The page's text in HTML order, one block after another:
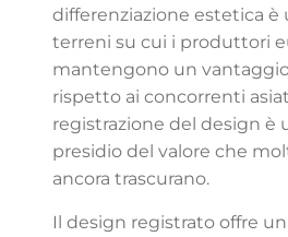
differenziazione estetica è
terreni su cui i produttori
mantengono un
rispetto ai concorrenti
registrazione del design è
presidio del valore che
ancora trascurano.
Il design registrato offre